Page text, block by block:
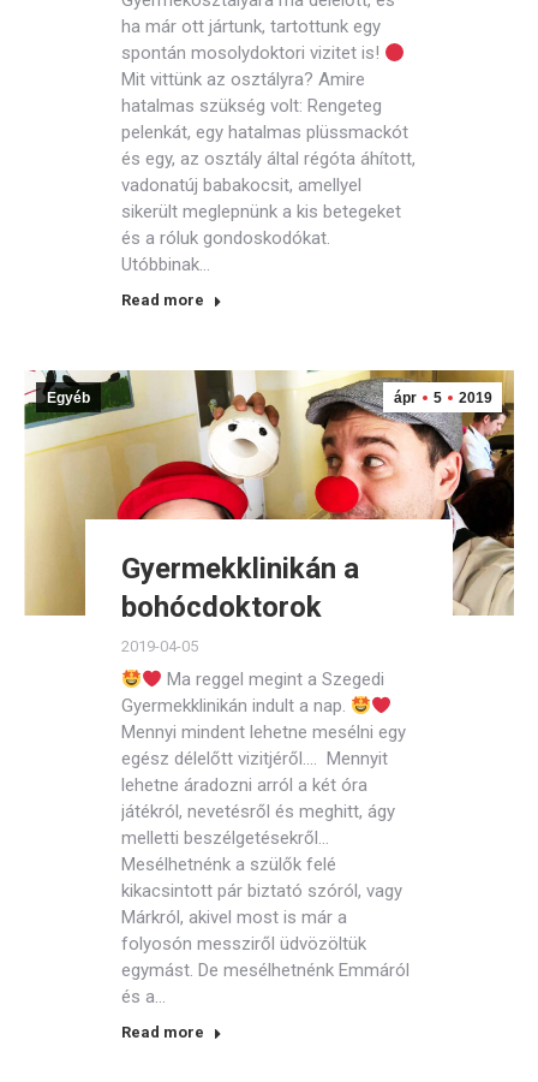
ha már ott jártunk, tartottunk egy
spontán mosolydoktori vizitet is!
Mit vittünk az osztályra? Amire
hatalmas szükség volt: Rengeteg
pelenkát, egy hatalmas plüssmackót
és egy, az osztály által régóta áhított,
vadonatúj babakocsit, amellyel
sikerült meglepnünk a kis betegeket
és a róluk gondoskodókat.
Utóbbinak…
Read more
ápr 5 2019
Egyéb
Gyermekklinikán a
bohócdoktorok
2019-04-05
Ma reggel megint a Szegedi
Gyermekklinikán indult a nap.
Mennyi mindent lehetne mesélni egy
egész délelőtt vizitjéről…. Mennyit
lehetne áradozni arról a két óra
játékról, nevetésről és meghitt, ágy
melletti beszélgetésekről…
Mesélhetnénk a szülők felé
kikacsintott pár biztató szóról, vagy
Márkról, akivel most is már a
folyosón messziről üdvözöltük
egymást. De mesélhetnénk Emmáról
és a…
Read more